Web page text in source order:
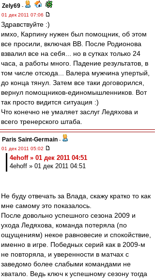
Zely69 -
01 дек 2011 07:06
Здравствуйте :)
имхо, Карпину нужен был помощник, об этом
все просили, включая ВВ. После Родионова
взвалил все на себя... но в сутках только 24
часа, а работы много. Падение результатов, в
том числе отсюда... Валера мужчина упертый,
до конца тянул. Затем все таки договорился,
вернул помощников-единомышленников. Вот
так просто видится ситуация :)
Что конечно не умаляет заслуг Ледяхова и
всего тренерского штаба.
Paris Saint-Germain -
01 дек 2011 05:02
4ehoff » 01 дек 2011 04:51
4ehoff » 01 дек 2011 04:51
Не буду отвечать за Влада, скажу кратко то как
мне самому это показалось.
После довольно успешного сезона 2009 и
ухода Ледяхова, команда потеряла (по
ощущениям) некое равновесие и спокойствие,
именно в игре. Победных серий как в 2009-м
не повторяла, и уверенности в матчах с
заведомо более слабыми командами не
хватало. Ведь ключ к успешному сезону тогда